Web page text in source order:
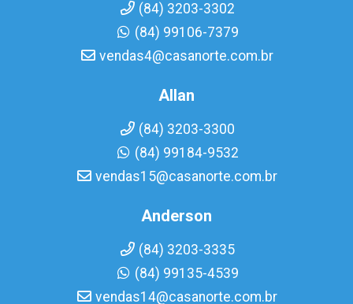
(84) 3203-3302
(84) 99106-7379
vendas4@casanorte.com.br
Allan
(84) 3203-3300
(84) 99184-9532
vendas15@casanorte.com.br
Anderson
(84) 3203-3335
(84) 99135-4539
vendas14@casanorte.com.br